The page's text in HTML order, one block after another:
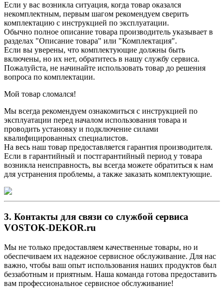
Если у вас возникла ситуация, когда товар оказался
некомплектным, первым шагом рекомендуем сверить
комплектацию с инструкцией по эксплуатации.
Обычно полное описание товара производитель указывает в
разделах "Описание товара" или "Комплектация".
Если вы уверены, что комплектующие должны быть
включены, но их нет, обратитесь в нашу службу сервиса.
Пожалуйста, не начинайте использовать товар до решения
вопроса по комплектации.
Мой товар сломался!
Мы всегда рекомендуем ознакомиться с инструкцией по
эксплуатации перед началом использования товара и
проводить установку и подключение силами
квалифицированных специалистов.
На весь наш товар предоставляется гарантия производителя.
Если в гарантийный и постгарантийный период у товара
возникла неисправность, вы всегда можете обратиться к нам
для устранения проблемы, а также заказать комплектующие.
3. Контакты для связи со службой сервиса
VOSTOK-DEKOR.ru
Мы не только предоставляем качественные товары, но и
обеспечиваем их надежное сервисное обслуживание. Для нас
важно, чтобы ваш опыт использования наших продуктов был
беззаботным и приятным. Наша команда готова предоставить
вам профессиональное сервисное обслуживание!